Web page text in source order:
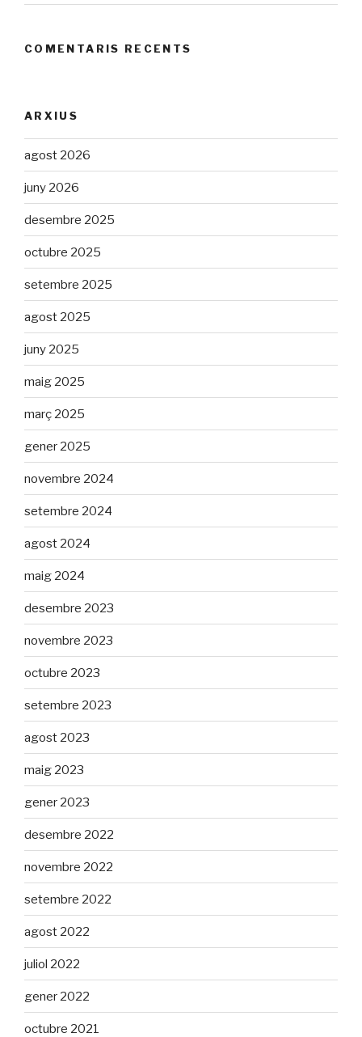
COMENTARIS RECENTS
ARXIUS
agost 2026
juny 2026
desembre 2025
octubre 2025
setembre 2025
agost 2025
juny 2025
maig 2025
març 2025
gener 2025
novembre 2024
setembre 2024
agost 2024
maig 2024
desembre 2023
novembre 2023
octubre 2023
setembre 2023
agost 2023
maig 2023
gener 2023
desembre 2022
novembre 2022
setembre 2022
agost 2022
juliol 2022
gener 2022
octubre 2021